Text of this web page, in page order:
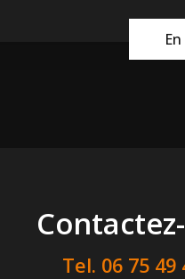
Tel. 06 75 49